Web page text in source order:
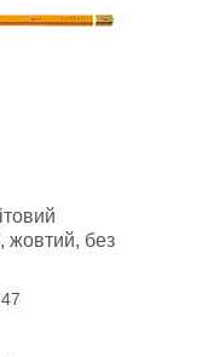
жовтий, без